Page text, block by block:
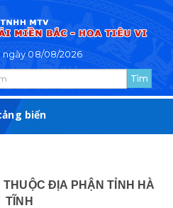
ngày 08/08/2026
biển
THUỘC ĐỊA PHẬN TỈNH HÀ
TĨNH